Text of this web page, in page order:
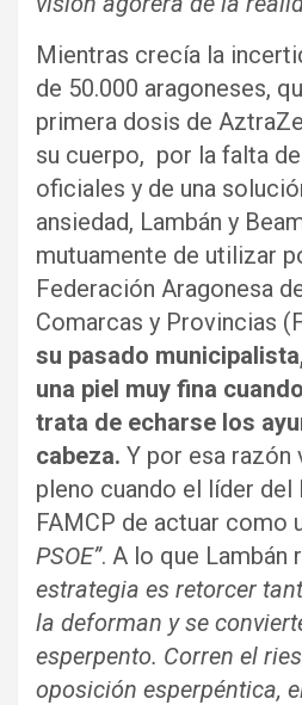
Mientras crecía la
de 50.000 aragoneses,
primera dosis de
su cuerpo, por la falta
oficiales y de una
ansiedad, Lambán y
mutuamente de utilizar
Federación Aragonesa
Comarcas y Provincias
su pasado
una piel muy fina
trata de echarse los
cabeza. Y por esa razón
pleno cuando el líder del
FAMCP de actuar como
PSOE”. A lo que Lambán
estrategia es retorcer
la deforman y se
esperpento. Corren el
oposición esperpéntica,